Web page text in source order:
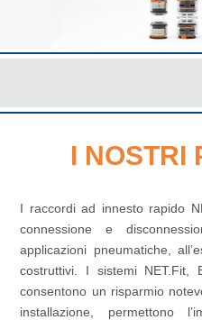
I NOSTRI
I raccordi ad innesto rapido
connessione e
applicazioni pneumatiche,
costruttivi. I sistemi NET.Fit,
consentono un risparmio
installazione, permettono